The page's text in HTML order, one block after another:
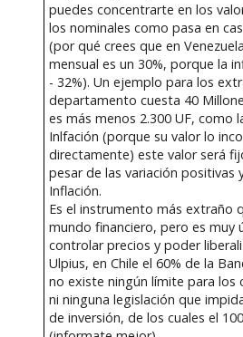
puedes concentrarte en los
los nominales como pasa en
(por qué crees que en
mensual es un 30%, porque la
- 32%). Un ejemplo para los
departamento cuesta 40
es más menos 2.300 UF, como
Inlfación (porque su valor lo
directamente) este valor será
pesar de las variación positivas
Inflación.
Es el instrumento más extraño
mundo financiero, pero es muy
controlar precios y poder
Ulpius, en Chile el 60% de la
no existe ningún límite para los
ni ninguna legislación que
de inversión, de los cuales el